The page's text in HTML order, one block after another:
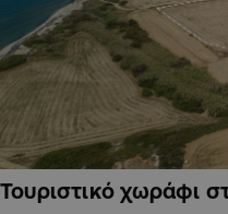
Τουριστικό χωράφι